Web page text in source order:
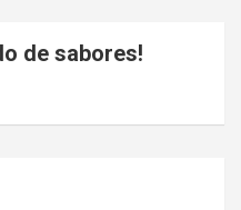
de sabores!